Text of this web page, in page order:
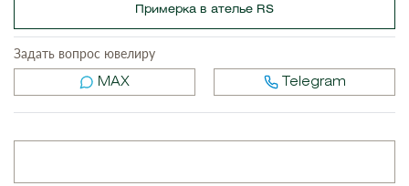
Примерка в ателье RS
Задать вопрос ювелиру
MAX Telegram